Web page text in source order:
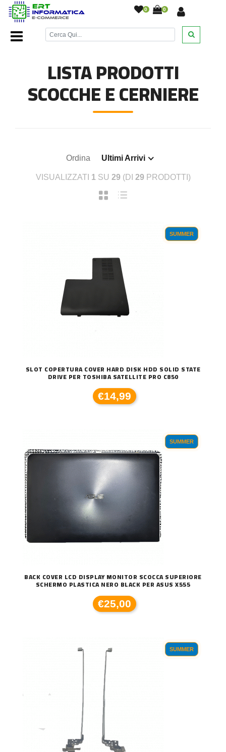
0 0
Home Page/Ricambi Notebook/Scocche e Cerniere/
LISTA PRODOTTI
SCOCCHE E CERNIERE
Ordina Ultimi Arrivi
VISUALIZZATI 1 SU 29 (DI 29 PRODOTTI)
SUMMER
SLOT COPERTURA COVER HARD DISK HDD SOLID STATE
DRIVE PER TOSHIBA SATELLITE PRO C850
€14,99
SUMMER
BACK COVER LCD DISPLAY MONITOR SCOCCA SUPERIORE
SCHERMO PLASTICA NERO BLACK PER ASUS X555
€25,00
SUMMER